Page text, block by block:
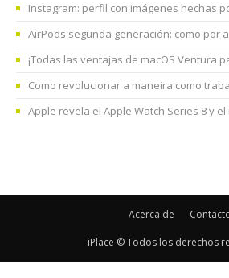
Instagram: perfil con imágenes hechas
AirPods segunda generación: como por
¡Todas las ventajas de macOS Ventura
Como revolucionar a maneira como
Apple revela el Apple Watch Series 8 y el
Acerca de
iPlace © Todos los derechos